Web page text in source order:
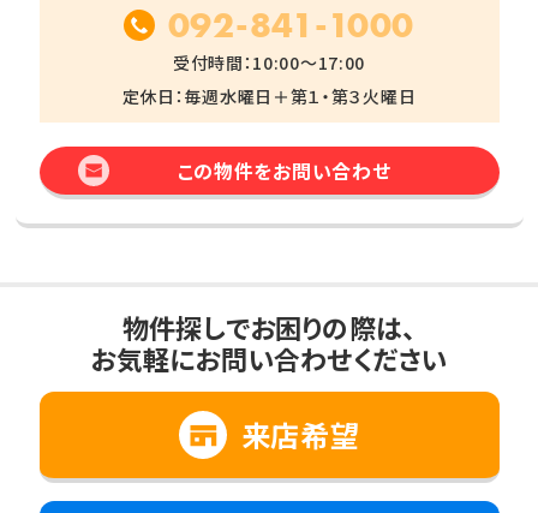
092-841-1000
受付時間：10:00～17:00
定休日：毎週水曜日＋第１・第３火曜日
この物件をお問い合わせ
物件探しでお困りの際は、
お気軽にお問い合わせください
来店希望